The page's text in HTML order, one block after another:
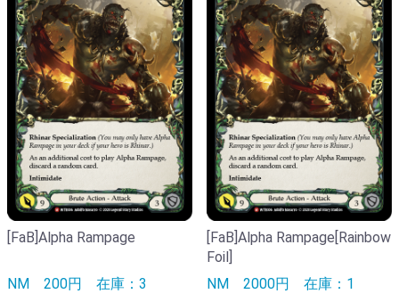
[FaB]Alpha Rampage
NM 200円 在庫：3
[FaB]Alpha Rampage[Rainbow
Foil]
NM 2000円 在庫：1